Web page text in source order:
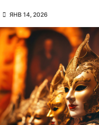
ЯНВ 14, 2026